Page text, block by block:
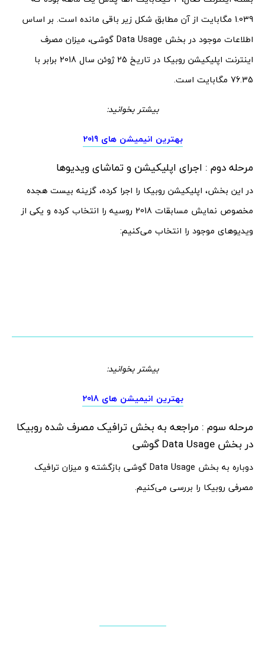
1.039 مگابایت از آن مطابق شکل زیر باقی مانده است. بر اساس
اطلاعات موجود در بخش Data Usage گوشی، میزان مصرف
اینترنت اپلیکیشن روبیکا در تاریخ 25 ژوئن سال 2018 برابر با
76.35 مگابایت است.
بیشتر بخوانید:
بهترین انیمیشن های 2019
مرحله دوم : اجرای اپلیکیشن و تماشای ویدیوها
در این بخش، اپلیکیشن روبیکا را اجرا کرده، گزینه بیست هجده
مخصوص نمایش مسابقات 2018 روسیه را انتخاب کرده و یکی از
ویدیوهای موجود را انتخاب می‌کنیم:
بیشتر بخوانید:
بهترین انیمیشن های 2018
مرحله سوم : مراجعه به بخش ترافیک مصرف شده روبیکا
در بخش Data Usage گوشی
دوباره به بخش Data Usage گوشی بازگشته و میزان ترافیک
مصرفی روبیکا را بررسی می‌کنیم.